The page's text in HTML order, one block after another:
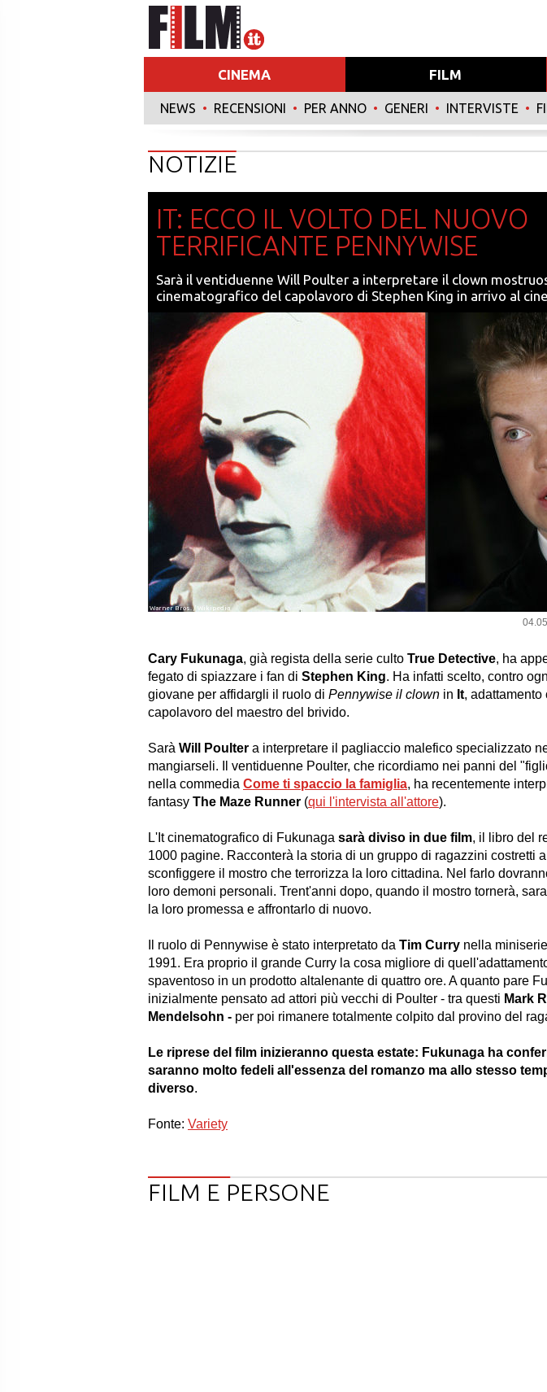
CINEMA FILM
NEWS • RECENSIONI • PER ANNO • GENERI • INTERVISTE •
NOTIZIE
IT: ECCO IL VOLTO DEL NUOVO
TERRIFICANTE PENNYWISE
Sarà il ventiduenne Will Poulter a interpretare il clown
cinematografico del capolavoro di Stephen King in arrivo al
Warner Bros. / Wikipedia
Cary Fukunaga, già regista della serie culto True Detective, ha
fegato di spiazzare i fan di Stephen King. Ha infatti scelto, contro
giovane per affidargli il ruolo di Pennywise il clown in It, adattamento
capolavoro del maestro del brivido.
Sarà Will Poulter a interpretare il pagliaccio malefico specializzato
mangiarseli. Il ventiduenne Poulter, che ricordiamo nei panni del
nella commedia Come ti spaccio la famiglia, ha recentemente
fantasy The Maze Runner (qui l'intervista all'attore).
L'It cinematografico di Fukunaga sarà diviso in due film, il libro del
1000 pagine. Racconterà la storia di un gruppo di ragazzini costretti
sconfiggere il mostro che terrorizza la loro cittadina. Nel farlo
loro demoni personali. Trent'anni dopo, quando il mostro tornerà,
la loro promessa e affrontarlo di nuovo.
Il ruolo di Pennywise è stato interpretato da Tim Curry nella
1991. Era proprio il grande Curry la cosa migliore di
spaventoso in un prodotto altalenante di quattro ore. A quanto pare
inizialmente pensato ad attori più vecchi di Poulter - tra questi Mark
Mendelsohn - per poi rimanere totalmente colpito dal provino del
Le riprese del film inizieranno questa estate: Fukunaga ha
saranno molto fedeli all'essenza del romanzo ma allo stesso
diverso.
Fonte: Variety
FILM E PERSONE